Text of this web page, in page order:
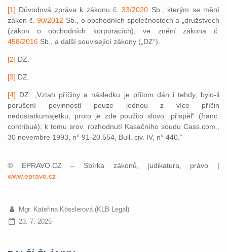
[1] Důvodová zpráva k zákonu č.33/2020 Sb., kterým se mění
zákon č.90/2012 Sb., o obchodních společnostech a „družstvech
(zákon o obchodních korporacích), ve znění zákona č.
458/2016 Sb., a další související zákony („DZ“).
[2] DZ.
[3] DZ.
[4] DZ: „Vztah příčiny a následku je přitom dán i tehdy, bylo-li
porušení povinností pouze jednou z více příčin
nedostatkumajetku, proto je zde použito slovo „přispěl“ (franc.
contribué); k tomu srov. rozhodnutí Kasačního soudu Cass.com.,
30 novembre 1993, n° 91-20.554, Bull. civ. IV, n° 440.“
© EPRAVO.CZ – Sbírka zákonů, judikatura, právo |
www.epravo.cz
Mgr. Kateřina Kösslerová (KLB Legal)
23. 7. 2025